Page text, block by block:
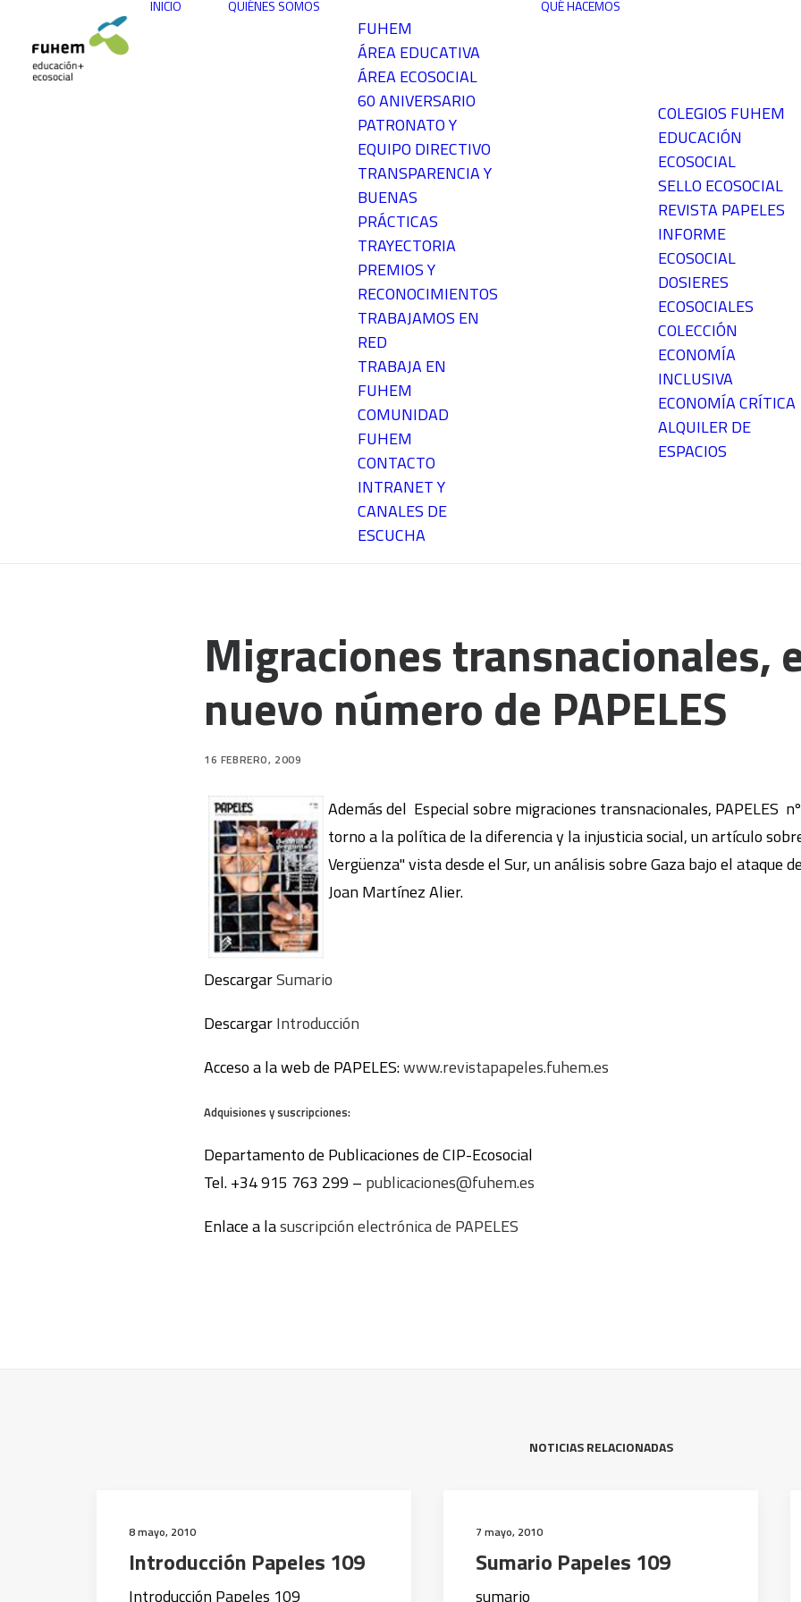
INICIO QUIÉNES SOMOS
FUHEM
ÁREA EDUCATIVA
ÁREA ECOSOCIAL
60 ANIVERSARIO
PATRONATO Y
EQUIPO DIRECTIVO
TRANSPARENCIA Y
BUENAS
PRÁCTICAS
TRAYECTORIA
PREMIOS Y
RECONOCIMIENTOS
TRABAJAMOS EN
RED
TRABAJA EN
FUHEM
COMUNIDAD
FUHEM
CONTACTO
INTRANET Y
CANALES DE
ESCUCHA
QUÉ HACEMOS
COLEGIOS FUHEM
EDUCACIÓN
ECOSOCIAL
SELLO ECOSOCIAL
REVISTA PAPELES
INFORME
ECOSOCIAL
DOSIERES
ECOSOCIALES
COLECCIÓN
ECONOMÍA
INCLUSIVA
ECONOMÍA CRÍTICA
ALQUILER DE
ESPACIOS
Migraciones transnacionales,
nuevo número de PAPELES
16 FEBRERO, 2009
Además del Especial sobre migraciones transnacionales, PAPELES
torno a la política de la diferencia y la injusticia social, un artículo
Vergüenza" vista desde el Sur, un análisis sobre Gaza bajo el ataque
Joan Martínez Alier.
DescargarSumario
DescargarIntroducción
Acceso a la web de PAPELES:www.revistapapeles.fuhem.es
Adquisiones y suscripciones:
Departamento de Publicaciones de CIP-Ecosocial
Tel. +34 915 763 299 – publicaciones@fuhem.es
Enlace a lasuscripción electrónica de PAPELES
NOTICIAS RELACIONADAS
8 mayo, 2010
Introducción Papeles 109
Introducción Papeles 109
7 mayo, 2010
Sumario Papeles 109
sumario